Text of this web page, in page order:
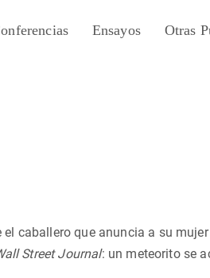
Ensayos Otras
caballero que anuncia a su
Street Journal: un meteorito se